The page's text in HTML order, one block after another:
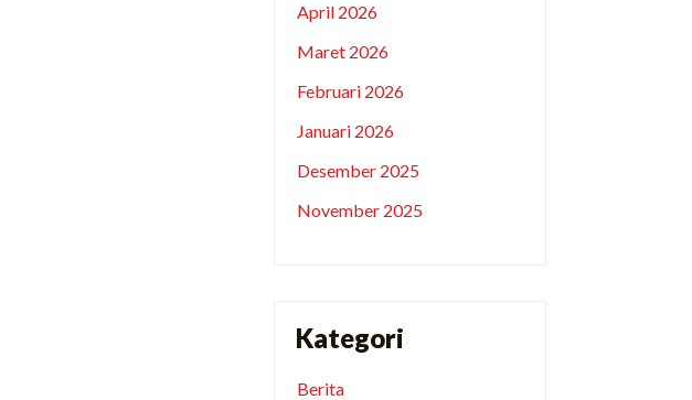
April 2026
Maret 2026
Februari 2026
Januari 2026
Desember 2025
November 2025
Kategori
Berita